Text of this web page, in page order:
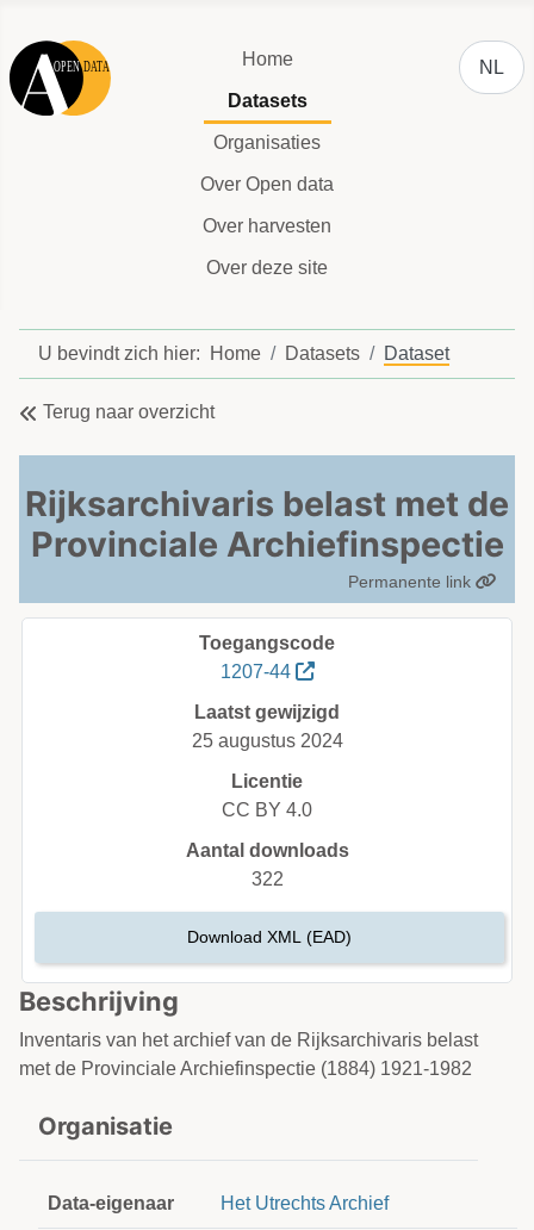
Home
Datasets
Organisaties
Over Open data
Over harvesten
Over deze site
NL
U bevindt zich hier: Home Datasets Dataset
Terug naar overzicht
Rijksarchivaris belast met de
Provinciale Archiefinspectie
Permanente link
Beschrijving
Inventaris van het archief van de Rijksarchivaris belast
met de Provinciale Archiefinspectie (1884) 1921-1982
Organisatie
Data-eigenaar Het Utrechts Archief
Toegangscode
1207-44
Laatst gewijzigd
25 augustus 2024
Licentie
CC BY 4.0
Aantal downloads
322
Download XML (EAD)